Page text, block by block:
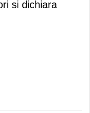
si dichiara